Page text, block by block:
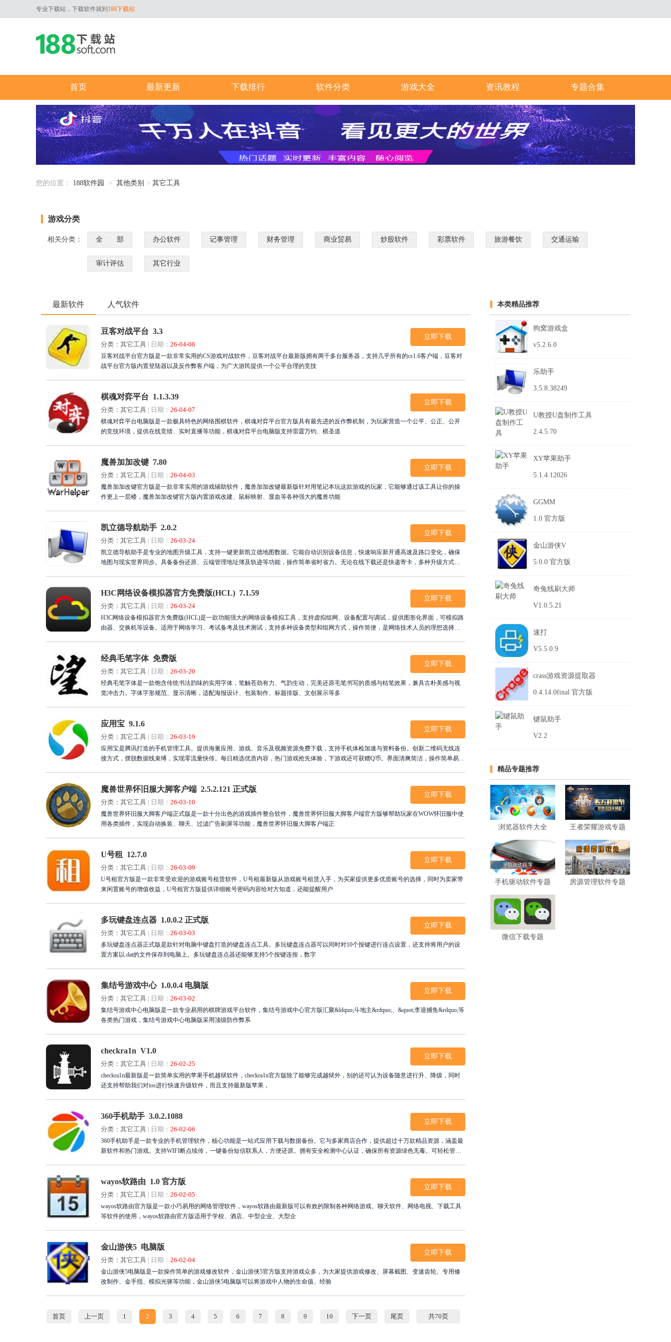
专业下载站，下载软件就到 188下载站
首页 最新更新 下载排行 软件分类 游戏大全 资讯教程 专题合集
您的位置： 188软件园 > 其他类别 > 其它工具
游戏分类
相关分类： 全 部 办公软件 记事管理 财务管理 商业贸易 炒股软件 彩票软件 旅游餐饮 交通运输
审计评估 其它行业
最新软件 人气软件
豆客对战平台 3.3
分类：其它工具 | 日期： 26-04-08
豆客对战平台官方版是一款非常实用的CS游戏对战软件，豆客对战平台最新版拥有两千多台服务器，支持几乎所有的cs1.6客户端，豆客对
战平台官方版内置登陆器以及反作弊客户端，为广大游民提供一个公平合理的竞技
立即下载
棋魂对弈平台 1.1.3.39
分类：其它工具 | 日期： 26-04-07
棋魂对弈平台电脑版是一款极具特色的网络围棋软件，棋魂对弈平台官方版具有最先进的反作弊机制，为玩家营造一个公平、公正、公开
的竞技环境，提供在线竞猜、实时直播等功能，棋魂对弈平台电脑版支持雷霆万钧、棋圣道
立即下载
魔兽加加改键 7.80
分类：其它工具 | 日期： 26-04-03
魔兽加加改键官方版是一款非常实用的游戏辅助软件，魔兽加加改键最新版针对用笔记本玩这款游戏的玩家，它能够通过该工具让你的操
作更上一层楼，魔兽加加改键官方版内置游戏改建、鼠标映射、显血等各种强大的魔兽功能
立即下载
凯立德导航助手 2.0.2
分类：其它工具 | 日期： 26-03-24
凯立德导航助手是专业的地图升级工具，支持一键更新凯立德地图数据。它能自动识别设备信息，快速响应新开通高速及路口变化，确保
地图与现实世界同步。具备备份还原、云端管理地址簿及轨迹等功能，操作简单省时省力。无论在线下载还是快递寄卡，多种升级方式任
立即下载
H3C网络设备模拟器官方免费版(HCL) 7.1.59
分类：其它工具 | 日期： 26-03-24
H3C网络设备模拟器官方免费版(HCL)是一款功能强大的网络设备模拟工具，支持虚拟组网、设备配置与调试，提供图形化界面，可模拟路
由器、交换机等设备。适用于网络学习、考试备考及技术测试，支持多种设备类型和组网方式，操作简便，是网络技术人员的理想选择。
立即下载
经典毛笔字体 免费版
分类：其它工具 | 日期： 26-03-20
经典毛笔字体是一款饱含传统书法韵味的实用字体，笔触苍劲有力、气韵生动，完美还原毛笔书写的质感与枯笔效果，兼具古朴美感与视
觉冲击力。字体字形规范、显示清晰，适配海报设计、包装制作、标题排版、文创展示等多
立即下载
应用宝 9.1.6
分类：其它工具 | 日期： 26-03-19
应用宝是腾讯打造的手机管理工具。提供海量应用、游戏、音乐及视频资源免费下载，支持手机体检加速与资料备份。创新二维码无线连
接方式，摆脱数据线束缚，实现零流量快传。每日精选优质内容，热门游戏抢先体验，下游戏还可获赠Q币。界面清爽简洁，操作简单易
立即下载
魔兽世界怀旧服大脚客户端 2.5.2.121 正式版
分类：其它工具 | 日期： 26-03-10
魔兽世界怀旧服大脚客户端正式版是一款十分出色的游戏插件整合软件，魔兽世界怀旧服大脚客户端官方版够帮助玩家在WOW怀旧服中使
用各类插件，实现自动换装、聊天、过滤广告刷屏等功能，魔兽世界怀旧服大脚客户端正
立即下载
U号租 12.7.0
分类：其它工具 | 日期： 26-03-09
U号租官方版是一款非常受欢迎的游戏账号租赁软件，U号租最新版从游戏账号租赁入手，为买家提供更多优质账号的选择，同时为卖家带
来闲置账号的增值收益，U号租官方版提供详细账号密码内容给对方知道，还能提醒用户
立即下载
多玩键盘连点器 1.0.0.2 正式版
分类：其它工具 | 日期： 26-03-03
多玩键盘连点器正式版是款针对电脑中键盘打造的键盘连点工具。多玩键盘连点器可以同时对10个按键进行连点设置，还支持将用户的设
置方案以.dat的文件保存到电脑上。多玩键盘连点器还能够支持5个按键连按，数字
立即下载
集结号游戏中心 1.0.0.4 电脑版
分类：其它工具 | 日期： 26-03-02
集结号游戏中心电脑版是一款专业易用的棋牌游戏平台软件，集结号游戏中心官方版汇聚&ldquo;斗地主&rdquo;、&quot;李逵捕鱼&rdquo;等
各类热门游戏，集结号游戏中心电脑版采用顶级防作弊系
立即下载
checkra1n V1.0
分类：其它工具 | 日期： 26-02-25
checkra1n最新版是一款简单实用的苹果手机越狱软件，checkra1n官方版除了能够完成越狱外，别的还可认为设备随意进行升、降级，同时
还支持帮助我们对ios进行快速升级软件，而且支持最新版苹果，
立即下载
360手机助手 3.0.2.1088
分类：其它工具 | 日期： 26-02-06
360手机助手是一款专业的手机管理软件，核心功能是一站式应用下载与数据备份。它与多家商店合作，提供超过十万款精品资源，涵盖最
新软件和热门游戏。支持WIFI断点续传，一键备份短信联系人，方便还原。拥有安全检测中心认证，确保所有资源绿色无毒。可轻松管理
立即下载
wayos软路由 1.0 官方版
分类：其它工具 | 日期： 26-02-05
wayos软路由官方版是一款小巧易用的网络管理软件，wayos软路由最新版可以有效的限制各种网络游戏、聊天软件、网络电视、下载工具
等软件的使用，wayos软路由官方版适用于学校、酒店、中型企业、大型企
立即下载
金山游侠5 电脑版
分类：其它工具 | 日期： 26-02-04
金山游侠5电脑版是一款操作简单的游戏修改软件，金山游侠5官方版支持游戏众多，为大家提供游戏修改、屏幕截图、变速齿轮、专用修
改制作、金手指、模拟光驱等功能，金山游侠5电脑版可以将游戏中人物的生命值、经验
立即下载
首页 上一页 1 2 3 4 5 6 7 8 9 10 下一页 尾页 共70页
本类精品推荐
狗窝游戏盒
v5.2.6.0
乐助手
3.5.8.38249
U教授U盘制作工具
2.4.5.70
XY苹果助手
5.1.4.12026
GGMM
1.0 官方版
金山游侠V
5.0.0 官方版
奇兔线刷大师
V1.0.5.21
速打
V5.5.0.9
crass游戏资源提取器
0.4.14.0final 官方版
键鼠助手
V2.2
精品专题推荐
浏览器软件大全 王者荣耀游戏专题
手机驱动软件专题 房源管理软件专题
微信下载专题